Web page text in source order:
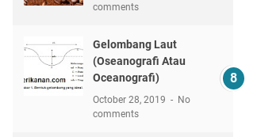
comments
Gelombang Laut
(Oseanografi Atau
Oceanografi)
October 28, 2019
No
comments